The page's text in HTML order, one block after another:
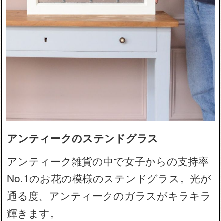
アンティークのステンドグラス
アンティーク雑貨の中で女子からの支持率
No.1のお花の模様のステンドグラス。光が
通る度、アンティークのガラスがキラキラ
輝きます。